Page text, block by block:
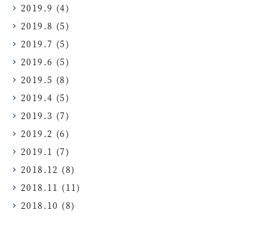
2019.9 (4)
2019.8 (5)
2019.7 (5)
2019.6 (5)
2019.5 (8)
2019.4 (5)
2019.3 (7)
2019.2 (6)
2019.1 (7)
2018.12 (8)
2018.11 (11)
2018.10 (8)